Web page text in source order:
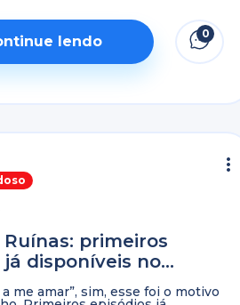
lendo 0
primeiros
já disponíveis no
me amar”, sim, esse foi o motivo